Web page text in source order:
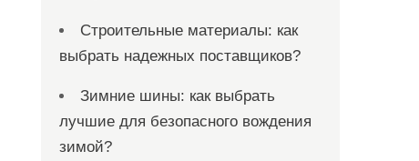
Строительные материалы: как
выбрать надежных поставщиков?
Зимние шины: как выбрать
лучшие для безопасного вождения
зимой?